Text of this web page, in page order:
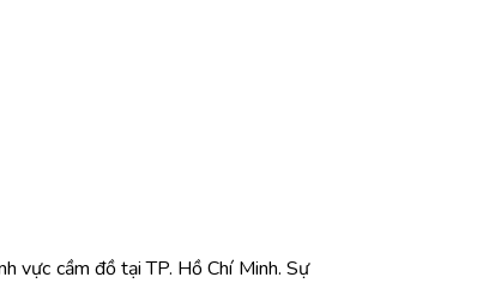
vực cầm đồ tại TP. Hồ Chí Minh. Sự